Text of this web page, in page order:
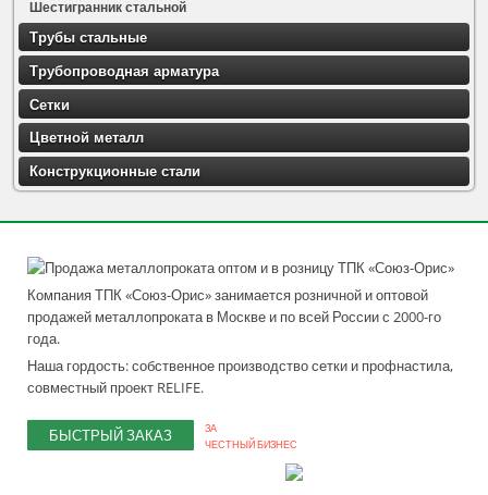
Шестигранник стальной
Трубы стальные
Трубопроводная арматура
Сетки
Цветной металл
Конструкционные стали
Компания ТПК «Союз-Орис» занимается розничной и оптовой
продажей металлопроката в Москве и по всей России с 2000-го
года.
Наша гордость: собственное производство сетки и профнастила,
совместный проект RELIFE.
БЫСТРЫЙ ЗАКАЗ
ЗА
ЧЕСТНЫЙ БИЗНЕС